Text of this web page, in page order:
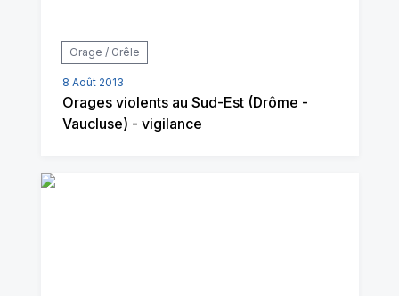
Orage / Grêle
8 Août 2013
Orages violents au Sud-Est (Drôme -
Vaucluse) - vigilance